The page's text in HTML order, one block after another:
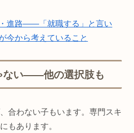
進路——「就職する」と言い
今から考えていること
ない——他の選択肢も
合わない子もいます。専門スキ
もあります。